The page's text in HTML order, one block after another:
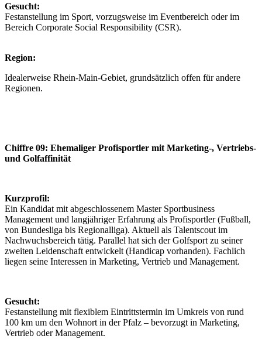
Gesucht:
Festanstellung im Sport, vorzugsweise im Eventbereich oder im
Bereich Corporate Social Responsibility (CSR).
Region:
Idealerweise Rhein-Main-Gebiet, grundsätzlich offen für andere
Regionen.
Chiffre 09: Ehemaliger Profisportler mit Marketing-, Vertriebs-
und Golfaffinität
Kurzprofil:
Ein Kandidat mit abgeschlossenem Master Sportbusiness
Management und langjähriger Erfahrung als Profisportler (Fußball,
von Bundesliga bis Regionalliga). Aktuell als Talentscout im
Nachwuchsbereich tätig. Parallel hat sich der Golfsport zu seiner
zweiten Leidenschaft entwickelt (Handicap vorhanden). Fachlich
liegen seine Interessen in Marketing, Vertrieb und Management.
Gesucht:
Festanstellung mit flexiblem Eintrittstermin im Umkreis von rund
100 km um den Wohnort in der Pfalz – bevorzugt in Marketing,
Vertrieb oder Management.